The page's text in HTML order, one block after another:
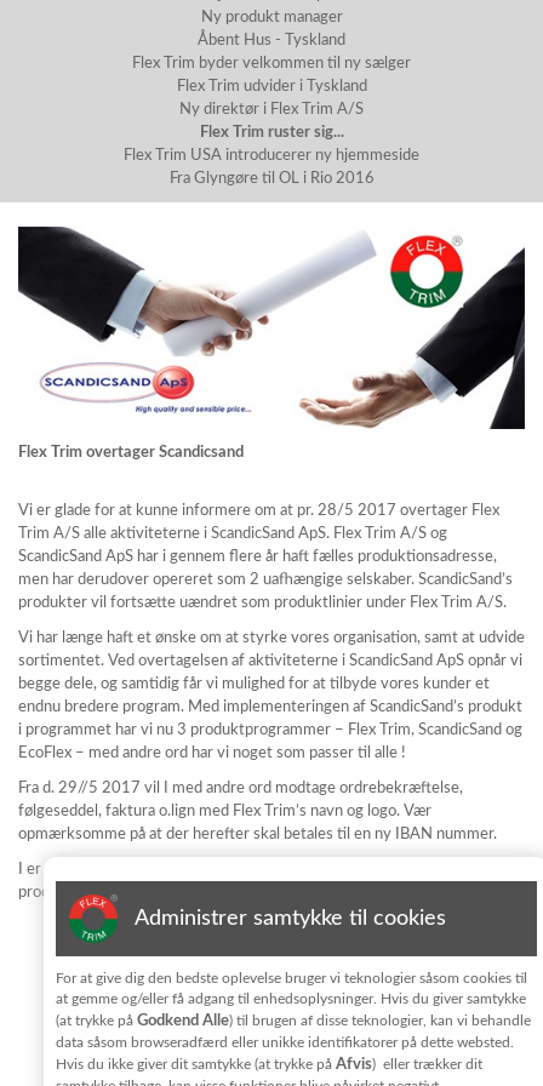
Ny produkt manager
Åbent Hus - Tyskland
Flex Trim byder velkommen til ny sælger
Flex Trim udvider i Tyskland
Ny direktør i Flex Trim A/S
Flex Trim ruster sig...
Flex Trim USA introducerer ny hjemmeside
Fra Glyngøre til OL i Rio 2016
Flex Trim overtager Scandicsand
Vi er glade for at kunne informere om at pr. 28/5 2017 overtager Flex
Trim A/S alle aktiviteterne i ScandicSand ApS. Flex Trim A/S og
ScandicSand ApS har i gennem flere år haft fælles produktionsadresse,
men har derudover opereret som 2 uafhængige selskaber. ScandicSand’s
produkter vil fortsætte uændret som produktlinier under Flex Trim A/S.
Vi har længe haft et ønske om at styrke vores organisation, samt at udvide
sortimentet. Ved overtagelsen af aktiviteterne i ScandicSand ApS opnår vi
begge dele, og samtidig får vi mulighed for at tilbyde vores kunder et
endnu bredere program. Med implementeringen af ScandicSand’s produkt
i programmet har vi nu 3 produktprogrammer – Flex Trim, ScandicSand og
EcoFlex – med andre ord har vi noget som passer til alle !
Fra d. 29//5 2017 vil I med andre ord modtage ordrebekræftelse,
følgeseddel, faktura o.lign med Flex Trim’s navn og logo. Vær
opmærksomme på at der herefter skal betales til en ny IBAN nummer.
I er meget velkomne til at kontakte os, hvis I vil vide mere om de 3
produkttyper og hvilke fordele vi kan tilbyde jer.
Tilmeld dig nyhedsbrevet
Jeg har læst og accepterer vilkårene for behandling af
personoplysninger iprivatlivpolitik
Administrer samtykke til cookies
For at give dig den bedste oplevelse bruger vi teknologier såsom cookies til
at gemme og/eller få adgang til enhedsoplysninger. Hvis du giver samtykke
(at trykke påGodkend Alle) til brugen af disse teknologier, kan vi behandle
data såsom browseradfærd eller unikke identifikatorer på dette websted.
Hvis du ikke giver dit samtykke (at trykke påAfvis) eller trækker dit